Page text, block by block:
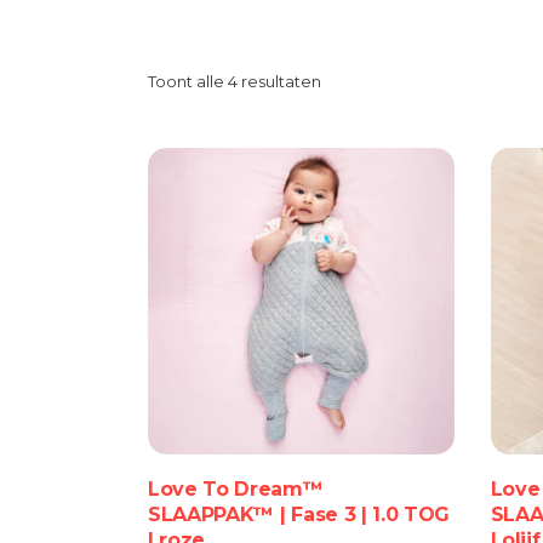
Toont alle 4 resultaten
Dit
product
heeft
meerdere
variaties.
Deze
optie
kan
Love To Dream™
SLAAPPAK™ | Fase 3 | 1.0 TOG